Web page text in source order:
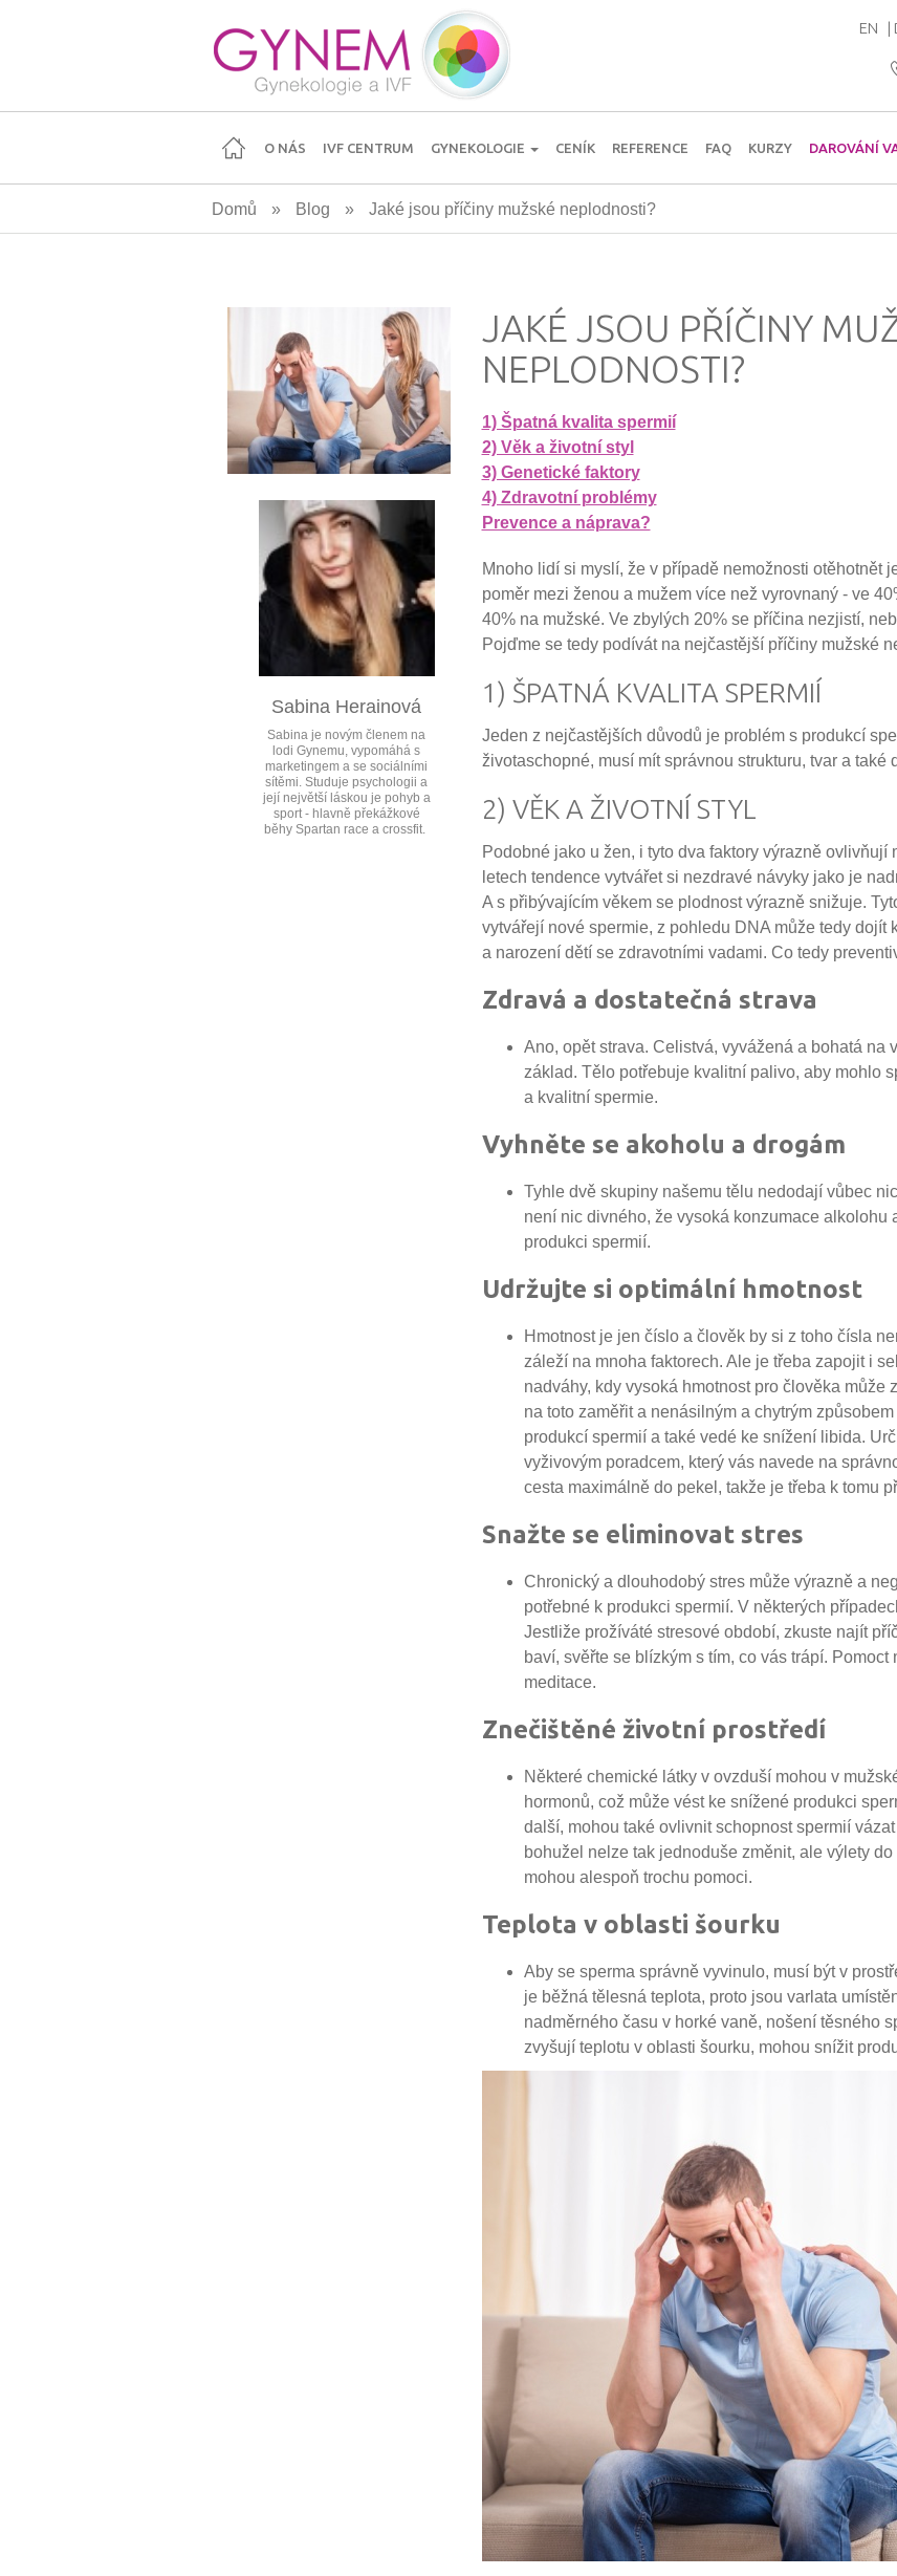
EN
O NÁS IVF CENTRUM GYNEKOLOGIE CENÍK REFERENCE FAQ KURZY DAROVÁNÍ
Domů » Blog » Jaké jsou příčiny mužské neplodnosti?
Sabina Herainová
Sabina je novým členem na
lodi Gynemu, vypomáhá s
marketingem a se sociálními
sítěmi. Studuje psychologii a
její největší láskou je pohyb a
sport - hlavně překážkové
běhy Spartan race a crossfit.
JAKÉ JSOU PŘÍČINY
NEPLODNOSTI?
1) Špatná kvalita spermií
2) Věk a životní styl
3) Genetické faktory
4) Zdravotní problémy
Prevence a náprava?
Mnoho lidí si myslí, že v případě nemožnosti otěhotnět
poměr mezi ženou a mužem více než vyrovnaný - ve
40% na mužské. Ve zbylých 20% se příčina nezjistí,
Pojďme se tedy podívát na nejčastější příčiny mužské
1) ŠPATNÁ KVALITA SPERMIÍ
Jeden z nejčastějších důvodů je problém s produkcí
životaschopné, musí mít správnou strukturu, tvar a také
2) VĚK A ŽIVOTNÍ STYL
Podobné jako u žen, i tyto dva faktory výrazně
letech tendence vytvářet si nezdravé návyky jako je
A s přibývajícím věkem se plodnost výrazně snižuje.
vytvářejí nové spermie, z pohledu DNA může tedy dojít
a narození dětí se zdravotními vadami. Co tedy
Zdravá a dostatečná strava
Ano, opět strava. Celistvá, vyvážená a bohatá na
základ. Tělo potřebuje kvalitní palivo, aby mohlo
a kvalitní spermie.
Vyhněte se akoholu a drogám
Tyhle dvě skupiny našemu tělu nedodají vůbec
není nic divného, že vysoká konzumace alkolohu
produkci spermií.
Udržujte si optimální hmotnost
Hmotnost je jen číslo a člověk by si z toho čísla
záleží na mnoha faktorech. Ale je třeba zapojit i
nadváhy, kdy vysoká hmotnost pro člověka může
na toto zaměřit a nenásilným a chytrým
produkcí spermií a také vedé ke snížení libida.
vyživovým poradcem, který vás navede na
cesta maximálně do pekel, takže je třeba k tomu
Snažte se eliminovat stres
Chronický a dlouhodobý stres může výrazně a
potřebné k produkci spermií. V některých
Jestliže prožíváté stresové období, zkuste najít
baví, svěřte se blízkým s tím, co vás trápí.
meditace.
Znečištěné životní prostředí
Některé chemické látky v ovzduší mohou v
hormonů, což může vést ke snížené produkci
další, mohou také ovlivnit schopnost spermií
bohužel nelze tak jednoduše změnit, ale výlety
mohou alespoň trochu pomoci.
Teplota v oblasti šourku
Aby se sperma správně vyvinulo, musí být v
je běžná tělesná teplota, proto jsou varlata
nadměrného času v horké vaně, nošení těsného
zvyšují teplotu v oblasti šourku, mohou snížit